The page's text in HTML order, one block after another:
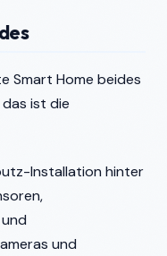
Smart Home beides
ist die
Installation hinter
und